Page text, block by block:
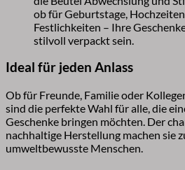
ob für Geburtstage,
Festlichkeiten – Ihre
stilvoll verpackt sein.
Ideal für jeden Anlass
Ob für Freunde, Familie oder
sind die perfekte Wahl für alle, die
Geschenke bringen möchten. Der
nachhaltige Herstellung machen sie
umweltbewusste Menschen.